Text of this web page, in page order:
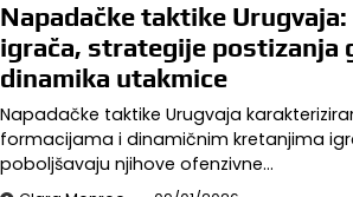
Napadačke taktike
igrača, strategije postizanja
dinamika utakmice
Napadačke taktike Urugvaja
formacijama i dinamičnim kretanjima
poboljšavaju njihove ofenzivne…